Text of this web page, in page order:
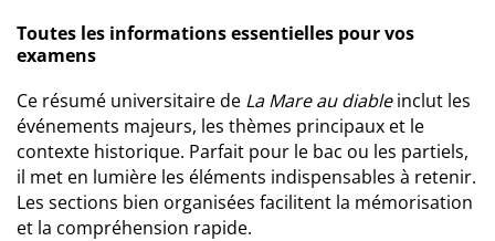
Toutes les informations essentielles pour vos
examens
Ce résumé universitaire de La Mare au diableinclut les
événements majeurs, les thèmes principaux et le
contexte historique. Parfait pour le bac ou les partiels,
il met en lumière les éléments indispensables à retenir.
Les sections bien organisées facilitent la mémorisation
et la compréhension rapide.